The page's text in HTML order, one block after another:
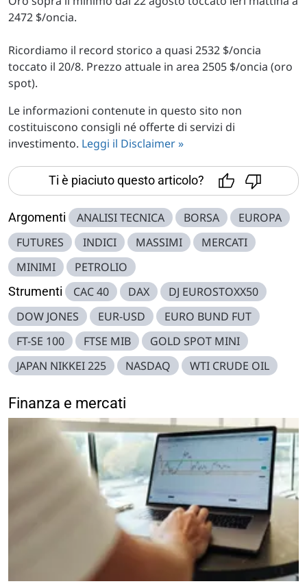
2472 $/oncia.
Ricordiamo il record storico a quasi 2532 $/oncia
toccato il 20/8. Prezzo attuale in area 2505 $/oncia (oro
spot).
Le informazioni contenute in questo sito non
costituiscono consigli né offerte di servizi di
investimento. Leggi il Disclaimer »
Ti è piaciuto questo articolo?
Argomenti ANALISI TECNICA BORSA
EUROPA
FUTURES
INDICI MASSIMI
MERCATI
MINIMI
PETROLIO
Strumenti CAC 40 DAX
DJ EUROSTOXX50
DOW JONES
EUR-USD
EURO BUND FUT
FT-SE 100
FTSE MIB
GOLD SPOT MINI
JAPAN NIKKEI 225
NASDAQ WTI CRUDE OIL
Finanza e mercati